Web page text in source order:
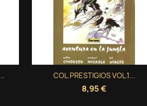
COL.PRESTIGIOS VOL.1...
8,95 €
Vista rápida